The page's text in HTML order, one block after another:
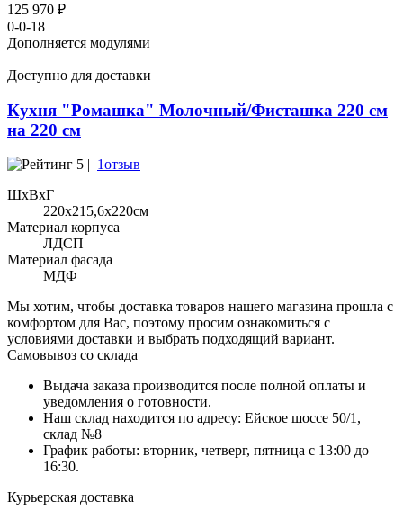
125 970 ₽
0-0-18
Дополняется модулями
Доступно для доставки
Кухня "Ромашка" Молочный/Фисташка 220 см
на 220 см
5 | 1отзыв
ШхВхГ
220x215,6х220см
Материал корпуса
ЛДСП
Материал фасада
МДФ
Мы хотим, чтобы доставка товаров нашего магазина прошла с
комфортом для Вас, поэтому просим ознакомиться с
условиями доставки и выбрать подходящий вариант.
Самовывоз со склада
Выдача заказа производится после полной оплаты и
уведомления о готовности.
Наш склад находится по адресу: Ейское шоссе 50/1,
склад №8
График работы: вторник, четверг, пятница с 13:00 до
16:30.
Курьерская доставка